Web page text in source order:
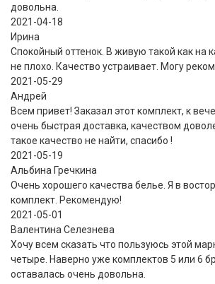
довольна.
2021-04-18
Ирина
Спокойный оттенок. В живую такой как на
не плохо. Качество устраивает. Могу
2021-05-29
Андрей
Всем привет! Заказал этот комплект, к
очень быстрая доставка, качеством
такое качество не найти, спасибо !
2021-05-19
Альбина Гречкина
Очень хорошего качества белье. Я в
комплект. Рекомендую!
2021-05-01
Валентина Селезнева
Хочу всем сказать что пользуюсь этой
четыре. Наверно уже комплектов 5 или 6
оставалась очень довольна.